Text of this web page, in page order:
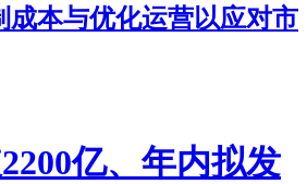
成本与优化运营以应对市
亿、年内拟发